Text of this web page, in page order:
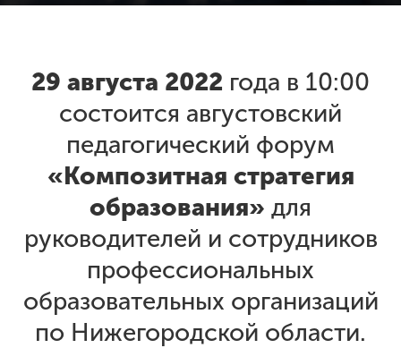
Приемная
комиссия
29 августа 2022 года в 10:00
состоится августовский
педагогический форум
«Композитная стратегия
образования» для
руководителей и сотрудников
профессиональных
образовательных организаций
по Нижегородской области.